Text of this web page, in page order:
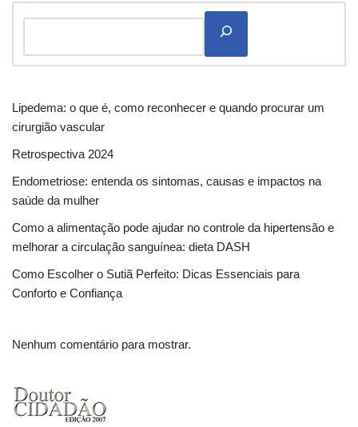
Lipedema: o que é, como reconhecer e quando procurar um
cirurgião vascular
Retrospectiva 2024
Endometriose: entenda os sintomas, causas e impactos na
saúde da mulher
Como a alimentação pode ajudar no controle da hipertensão e
melhorar a circulação sanguínea: dieta DASH
Como Escolher o Sutiã Perfeito: Dicas Essenciais para
Conforto e Confiança
Nenhum comentário para mostrar.